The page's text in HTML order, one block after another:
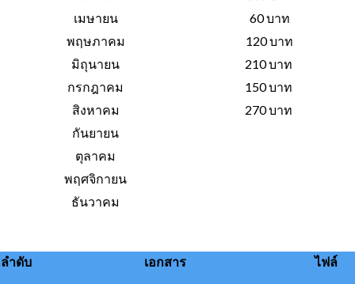
เมษายน
60 บาท
พฤษภาคม
120 บาท
มิถุนายน
210 บาท
กรกฎาคม
150 บาท
สิงหาคม
270 บาท
กันยายน
ตุลาคม
พฤศจิกายน
ธันวาคม
ลำดับ เอกสาร ไฟล์